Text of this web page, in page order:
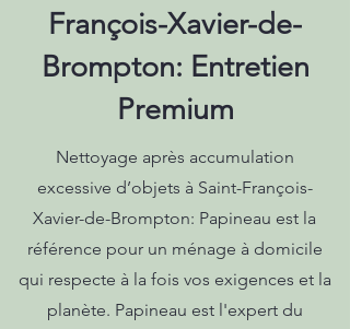
François-Xavier-de-
Brompton: Entretien
Premium
Nettoyage après accumulation
excessive d’objets à Saint-François-
Xavier-de-Brompton: Papineau est la
référence pour un ménage à domicile
qui respecte à la fois vos exigences et la
planète. Papineau est l'expert du